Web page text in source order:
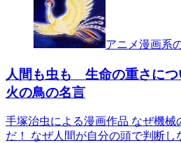
アニメ漫画系
人間も虫も 生命の重さに
火の鳥の名言
手塚治虫による漫画作品 なぜ機械
だ！ なぜ人間が自分の頭で判断し